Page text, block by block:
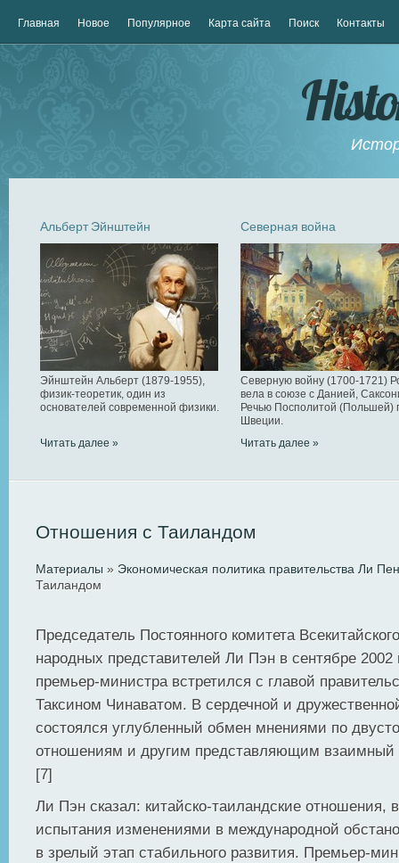
Главная Новое Популярное Карта сайта Поиск Контакты
Альберт Эйнштейн
Эйнштейн Альберт (1879-1955),
физик-теоретик, один из
основателей современной физики.
Читать далее »
Северная война
Северную войну (1700-1721)
вела в союзе с Данией,
Речью Посполитой (Польшей)
Швеции.
Читать далее »
Отношения с Таиландом
Материалы » Экономическая политика правительства Ли
Таиландом
Председатель Постоянного комитета
народных представителей Ли Пэн в сентябре 2002
премьер-министра встретился с главой
Таксином Чинаватом. В сердечной и
состоялся углубленный обмен мнениями по
отношениям и другим представляющим взаимный
[7]
Ли Пэн сказал: китайско-таиландские отношения,
испытания изменениями в международной
в зрелый этап стабильного развития. Премьер-